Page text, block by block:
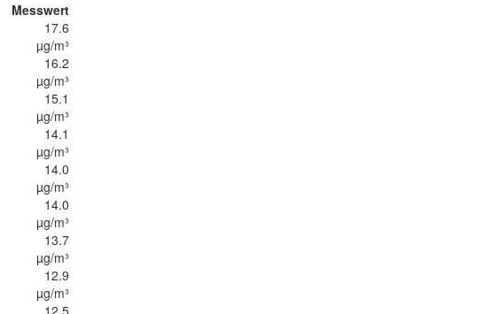
Messwert
17.6
µg/m³
16.2
µg/m³
15.1
µg/m³
14.1
µg/m³
14.0
µg/m³
14.0
µg/m³
13.7
µg/m³
12.9
µg/m³
12.5